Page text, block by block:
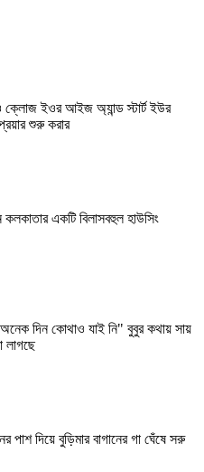
ক্লোজ ইওর আইজ অ্যান্ড স্টার্ট ইউর
শুরু করার
একটি বিলাসবহুল হাউসিং
দিন কোথাও যাই নি" বুবুর কথায় সায়
দিয়ে বুড়িমার বাগানের গা ঘেঁষে সরু